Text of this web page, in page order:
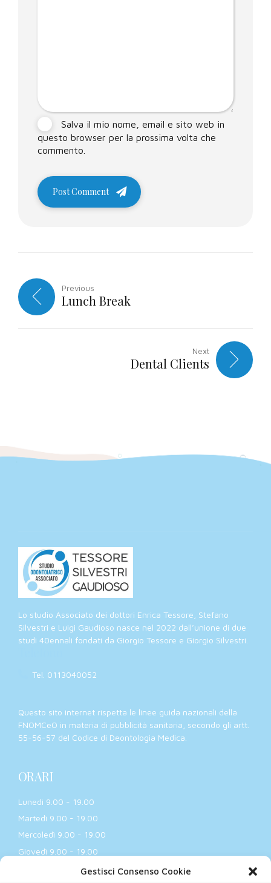
Gestisci Consenso Cookie
Salva il mio nome, email e sito web in
questo browser per la prossima volta che
commento.
Post Comment
Previous
Lunch Break
Next
Dental Clients
Lo studio Associato dei dottori Enrica Tessore, Stefano
Silvestri e Luigi Gaudioso nasce nel 2022 dall’unione di due
studi 40ennali fondati da Giorgio Tessore e Giorgio Silvestri.
Tel. 0113040052
Questo sito internet rispetta le linee guida nazionali della
FNOMCeO in materia di pubblicità sanitaria, secondo gli artt.
55-56-57 del Codice di Deontologia Medica.
ORARI
Lunedì 9.00 - 19.00
Martedì 9.00 - 19.00
Mercoledì 9.00 - 19.00
Giovedì 9.00 - 19.00
Venerdì 9.00 - 17.00